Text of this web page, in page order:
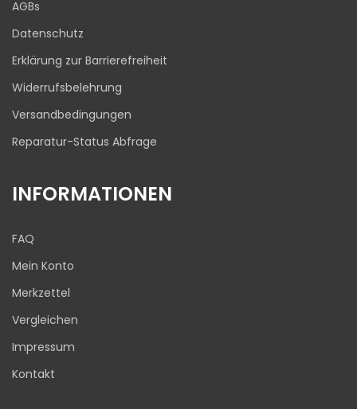
AGBs
Datenschutz
Erklärung zur Barrierefreiheit
Widerrufsbelehrung
Versandbedingungen
Reparatur-Status Abfrage
INFORMATIONEN
FAQ
Mein Konto
Merkzettel
Vergleichen
Impressum
Kontakt